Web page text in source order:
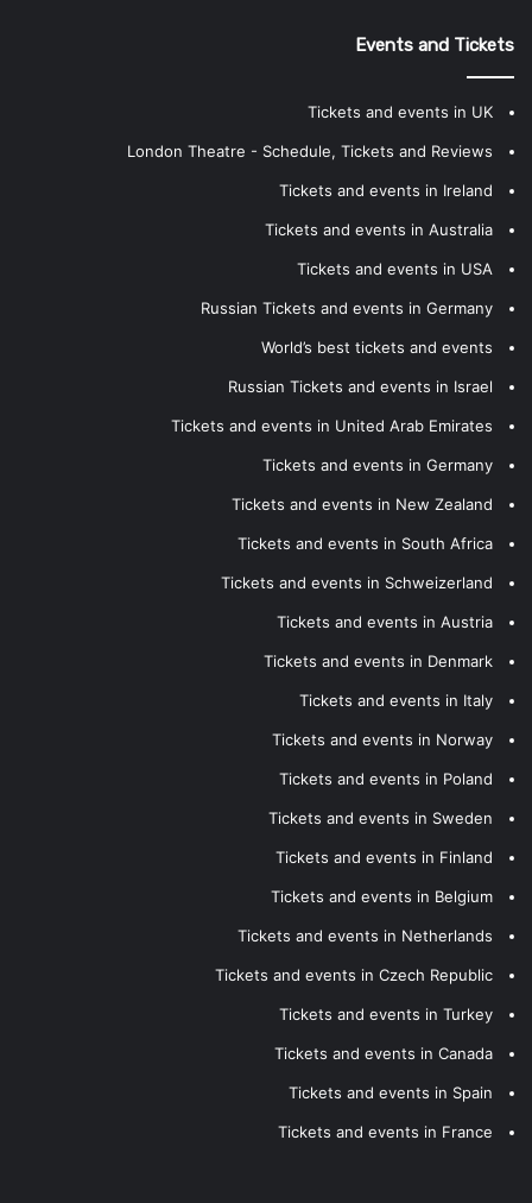
Events and Tickets
Tickets and events in UK
London Theatre - Schedule, Tickets and Reviews
Tickets and events in Ireland
Tickets and events in Australia
Tickets and events in USA
Russian Tickets and events in Germany
World’s best tickets and events
Russian Tickets and events in Israel
Tickets and events in United Arab Emirates
Tickets and events in Germany
Tickets and events in New Zealand
Tickets and events in South Africa
Tickets and events in Schweizerland
Tickets and events in Austria
Tickets and events in Denmark
Tickets and events in Italy
Tickets and events in Norway
Tickets and events in Poland
Tickets and events in Sweden
Tickets and events in Finland
Tickets and events in Belgium
Tickets and events in Netherlands
Tickets and events in Czech Republic
Tickets and events in Turkey
Tickets and events in Canada
Tickets and events in Spain
Tickets and events in France